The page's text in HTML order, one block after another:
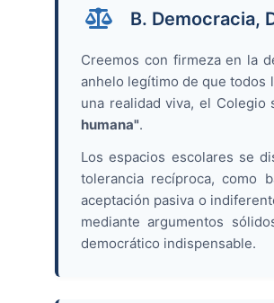
B. Democracia,
Creemos con firmeza en la
anhelo legítimo de que todos
una realidad viva, el Colegio
humana".
Los espacios escolares se
tolerancia recíproca, como
aceptación pasiva o
mediante argumentos
democrático indispensable.